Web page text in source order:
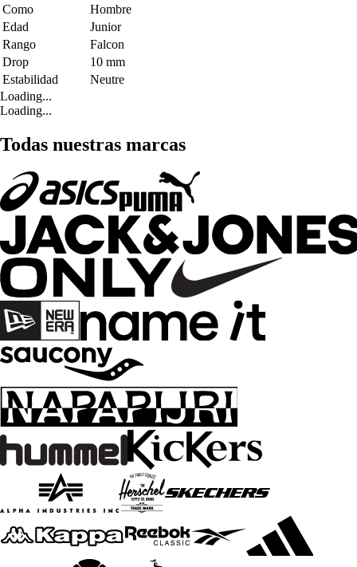
Como
Hombre
Edad
Junior
Rango
Falcon
Drop
10 mm
Estabilidad
Neutre
Loading...
Loading...
Todas nuestras marcas